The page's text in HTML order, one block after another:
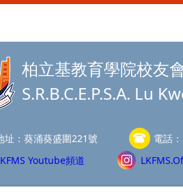
柏立基教育學院校友
S.R.B.C.E.P.S.A. Lu
址： 葵涌葵盛圍221號 電話：
Youtube頻道